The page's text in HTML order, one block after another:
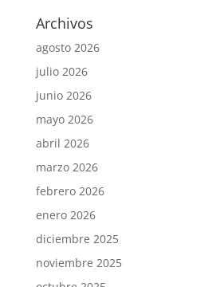
Archivos
agosto 2026
julio 2026
junio 2026
mayo 2026
abril 2026
marzo 2026
febrero 2026
enero 2026
diciembre 2025
noviembre 2025